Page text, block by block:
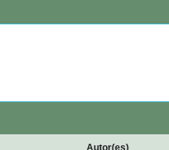
Autor(es)